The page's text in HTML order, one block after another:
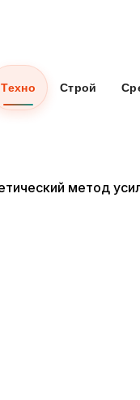
Техно Строй